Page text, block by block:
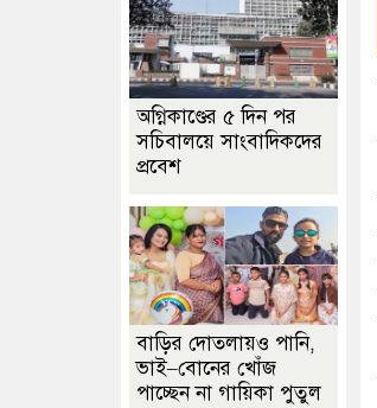
অগ্নিকাণ্ডের ৫ দিন পর
সচিবালয়ে সাংবাদিকদের
প্রবেশ
বাড়ির দোতলায়ও পানি,
ভাই–বোনের খোঁজ
পাচ্ছেন না গায়িকা পুতুল